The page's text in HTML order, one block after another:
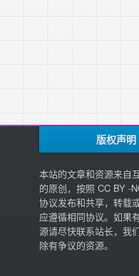
版权声明
本站的文章和资源来自
的原创，按照 CC BY -
协议发布和共享，转载
应遵循相同协议。如果
源请尽快联系站长，我
除有争议的资源。